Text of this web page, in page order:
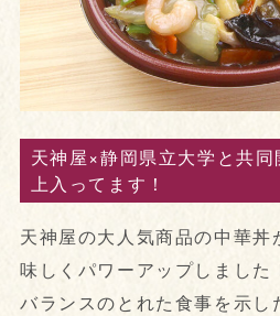
天神屋×静岡県立大学と共
上入ってます！
天神屋の大人気商品の中華丼
味しくパワーアップしました
バランスのとれた食事を示し